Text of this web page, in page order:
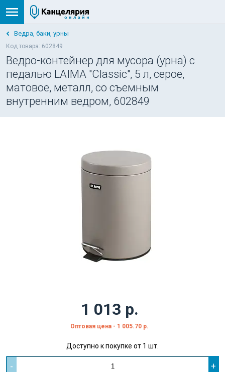
Ведра, баки, урны
Код товара: 602849
Ведро-контейнер для мусора (урна) с
педалью LAIMA "Classic", 5 л, серое,
матовое, металл, со съемным
внутренним ведром, 602849
1 013 р.
Оптовая цена - 1 005.70 р.
Доступно к покупке от 1 шт.
- +